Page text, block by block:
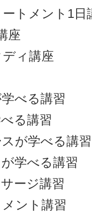
トメント1日
座
ィ講座
べる講習
る講習
が学べる講習
学べる講習
ージ講習
ント講習